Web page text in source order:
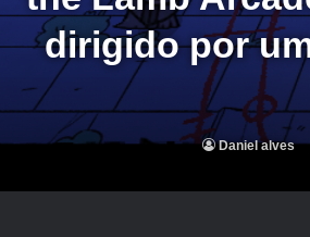
dirigido por
Daniel alves